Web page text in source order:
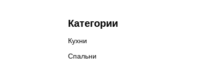
Категории
Кухни
Спальни